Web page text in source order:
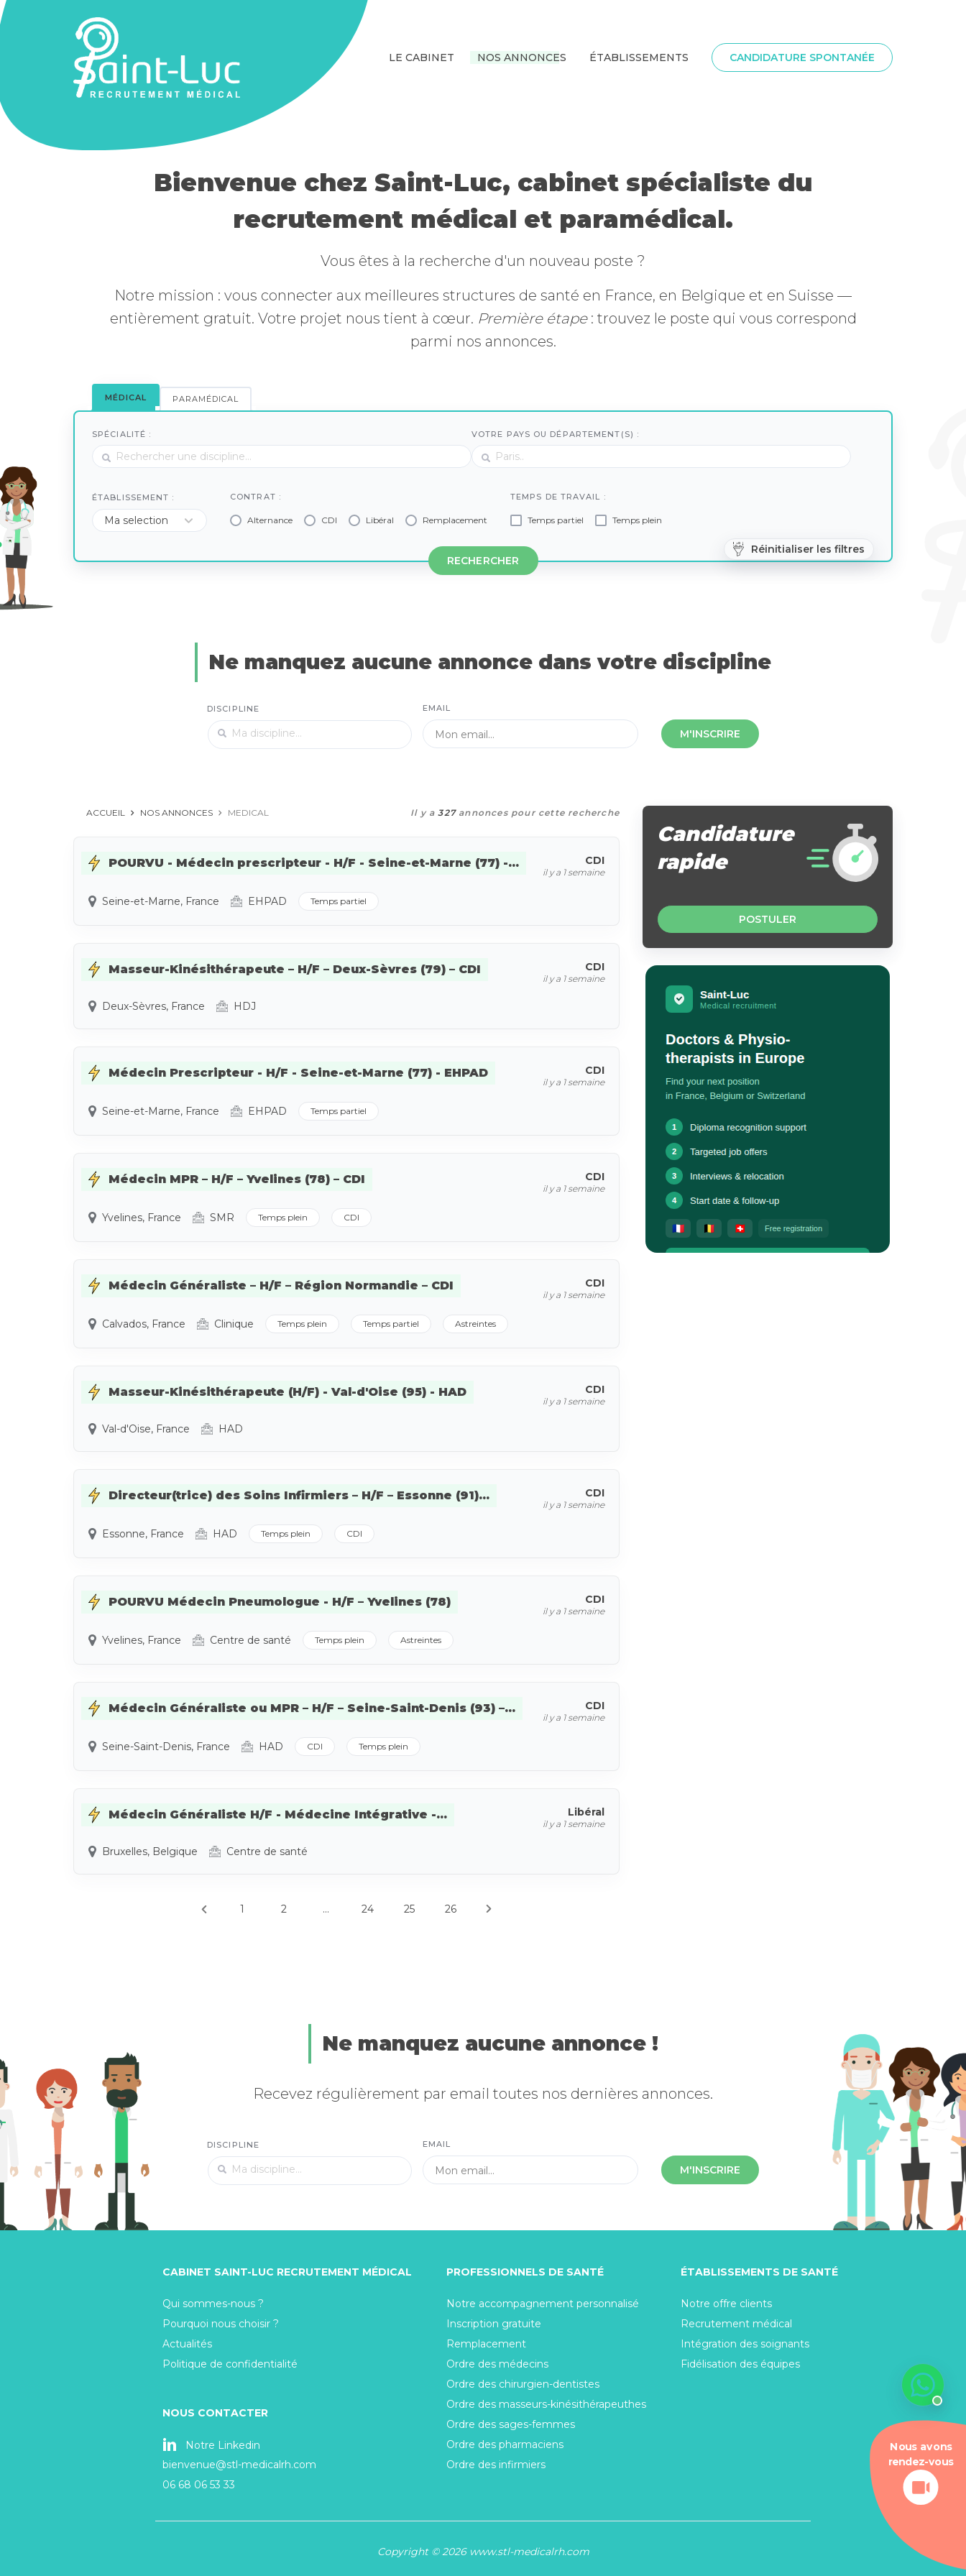
LE CABINET NOS ANNONCES ÉTABLISSEMENTS CANDIDATURE SPONTANÉE
Bienvenue chez Saint-Luc, cabinet spécialiste du
recrutement médical et paramédical.
Vous êtes à la recherche d'un nouveau poste ?
Notre mission : vous connecter aux meilleures structures de santé en France, en Belgique et en Suisse —
entièrement gratuit. Votre projet nous tient à cœur. Première étape: trouvez le poste qui vous correspond
parmi nos annonces.
MÉDICAL PARAMÉDICAL
SPÉCIALITÉ : VOTRE PAYS OU DÉPARTEMENT(S) :
Réinitialiser les filtres
ÉTABLISSEMENT : CONTRAT :
Alternance CDI Libéral Remplacement
TEMPS DE TRAVAIL :
Temps partiel Temps plein
RECHERCHER
Ne manquez aucune annonce dans votre discipline
DISCIPLINE EMAIL
M'INSCRIRE
ACCUEIL NOS ANNONCES MEDICAL Il y a327annonces pour cette recherche
POURVU - Médecin prescripteur - H/F - Seine-et-Marne (77) -... CDI
il y a 1 semaine
Seine-et-Marne, France EHPAD Temps partiel
Masseur-Kinésithérapeute – H/F – Deux-Sèvres (79) – CDI CDI
il y a 1 semaine
Deux-Sèvres, France HDJ
Médecin Prescripteur - H/F - Seine-et-Marne (77) - EHPAD CDI
il y a 1 semaine
Seine-et-Marne, France EHPAD Temps partiel
Médecin MPR – H/F – Yvelines (78) – CDI CDI
il y a 1 semaine
Yvelines, France SMR Temps plein CDI
Médecin Généraliste – H/F – Région Normandie – CDI CDI
il y a 1 semaine
Calvados, France Clinique Temps plein Temps partiel Astreintes
Masseur-Kinésithérapeute (H/F) - Val-d'Oise (95) - HAD CDI
il y a 1 semaine
Val-d'Oise, France HAD
Directeur(trice) des Soins Infirmiers – H/F – Essonne (91)... CDI
il y a 1 semaine
Essonne, France HAD Temps plein CDI
POURVU Médecin Pneumologue - H/F – Yvelines (78) CDI
il y a 1 semaine
Yvelines, France Centre de santé Temps plein Astreintes
Médecin Généraliste ou MPR – H/F – Seine-Saint-Denis (93) –... CDI
il y a 1 semaine
Seine-Saint-Denis, France HAD CDI Temps plein
Médecin Généraliste H/F - Médecine Intégrative -... Libéral
il y a 1 semaine
Bruxelles, Belgique Centre de santé
1 2 ... 24 25 26
Candidature
rapide
POSTULER
Ne manquez aucune annonce !
Recevez régulièrement par email toutes nos dernières annonces.
DISCIPLINE EMAIL
M'INSCRIRE
Nous avons
rendez-vous
CABINET SAINT-LUC RECRUTEMENT MÉDICAL
Qui sommes-nous ?
Pourquoi nous choisir ?
Actualités
Politique de confidentialité
NOUS CONTACTER
Notre Linkedin
bienvenue@stl-medicalrh.com
06 68 06 53 33
PROFESSIONNELS DE SANTÉ
Notre accompagnement personnalisé
Inscription gratuite
Remplacement
Ordre des médecins
Ordre des chirurgien-dentistes
Ordre des masseurs-kinésithérapeuthes
Ordre des sages-femmes
Ordre des pharmaciens
Ordre des infirmiers
ÉTABLISSEMENTS DE SANTÉ
Notre offre clients
Recrutement médical
Intégration des soignants
Fidélisation des équipes
Copyright © 2026 www.stl-medicalrh.com